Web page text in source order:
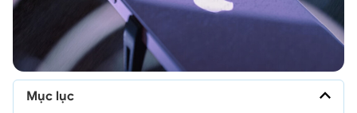
Mục lục